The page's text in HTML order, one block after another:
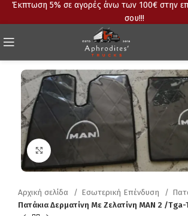
Έκπτωση 5% σε αγορές άνω των 100€ στην
σου!!!
Αρχική σελίδα Εσωτερική Επένδυση
Πατάκια Δερματίνη Με Ζελατίνη MAN 2 /Τga-